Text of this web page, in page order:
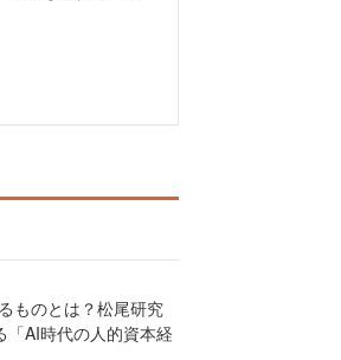
ものとは？松尾研究
「AI時代の人的資本経